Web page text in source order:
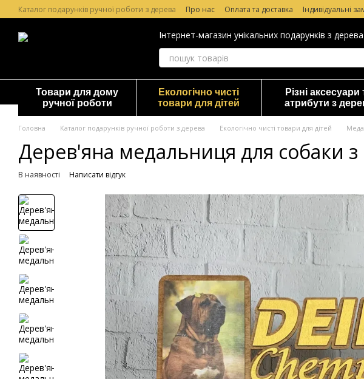
Перейти до основного контенту
Каталог подарунків ручної роботи з дерева Про нас Оплата та доставка Індивідуальні
Лазерне гравірування по дереву
Гарантія та повернення Відгуки про магазин
Інтернет-магазин унікальних подарунків з дерева
Товари для дому
ручної роботи
Екологічно чисті
товари для дітей
Різні аксесуари
атрибути з
Головна Каталог подарунків ручної роботи з дерева Екологічно чисті товари для дітей
Дерев'яна медальниця для собаки
В наявності Написати відгук